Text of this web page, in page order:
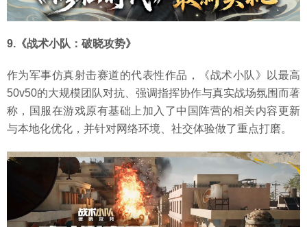
9.《战术小队：破晓攻势》
作为军事仿真射击赛道的代表性作品，《战术小队》以最高
50v50的大规模团队对抗、强调指挥协作与真实战场氛围而著
称，国服在游戏原有基础上加入了中国阵营的相关内容更新
与本地化优化，并针对网络环境、社交体验做了重点打磨。